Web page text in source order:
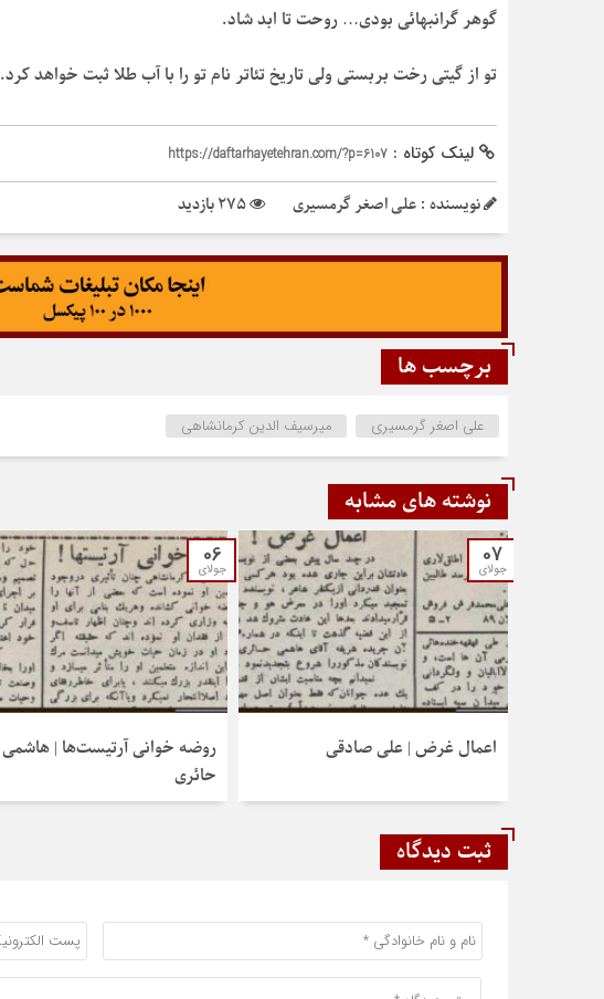
گوهر گرانبهائی بودی… روحت تا ابد شاد.
تو از گیتی رخت بربستی ولی تاریخ تئاتر نام تو را با آب طلا ثبت خواهد کرد.
لینک کوتاه : https://daftarhayetehran.com/?p=6107
نویسنده : علی اصغر گرمسیری
برچسب ها
علی اصغر گرمسیری میرسیف الدین کرمانشاهی
نوشته های مشابه
07
جولای
اعمال غرض | علی صادقی
06
جولای
روضه خوانی آرتیست‌ها | هاشمی
حائری
ثبت دیدگاه